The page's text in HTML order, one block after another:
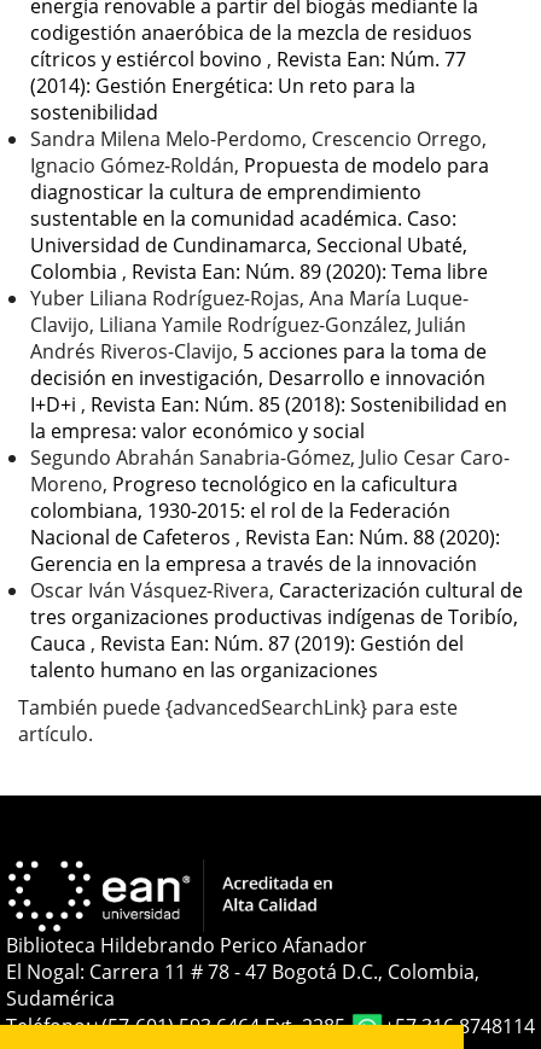
energía renovable a partir del biogás mediante la
codigestión anaeróbica de la mezcla de residuos
cítricos y estiércol bovino , Revista Ean: Núm. 77
(2014): Gestión Energética: Un reto para la
sostenibilidad
Sandra Milena Melo-Perdomo, Crescencio Orrego,
Ignacio Gómez-Roldán, Propuesta de modelo para
diagnosticar la cultura de emprendimiento
sustentable en la comunidad académica. Caso:
Universidad de Cundinamarca, Seccional Ubaté,
Colombia , Revista Ean: Núm. 89 (2020): Tema libre
Yuber Liliana Rodríguez-Rojas, Ana María Luque-
Clavijo, Liliana Yamile Rodríguez-González, Julián
Andrés Riveros-Clavijo, 5 acciones para la toma de
decisión en investigación, Desarrollo e innovación
I+D+i , Revista Ean: Núm. 85 (2018): Sostenibilidad en
la empresa: valor económico y social
Segundo Abrahán Sanabria-Gómez, Julio Cesar Caro-
Moreno, Progreso tecnológico en la caficultura
colombiana, 1930-2015: el rol de la Federación
Nacional de Cafeteros , Revista Ean: Núm. 88 (2020):
Gerencia en la empresa a través de la innovación
Oscar Iván Vásquez-Rivera, Caracterización cultural de
tres organizaciones productivas indígenas de Toribío,
Cauca , Revista Ean: Núm. 87 (2019): Gestión del
talento humano en las organizaciones
También puede {advancedSearchLink} para este
artículo.
Biblioteca Hildebrando Perico Afanador
El Nogal: Carrera 11 # 78 - 47 Bogotá D.C., Colombia,
Sudamérica
Teléfono:+(57-601) 593 6464 Ext. 2285
+57 316 8748114